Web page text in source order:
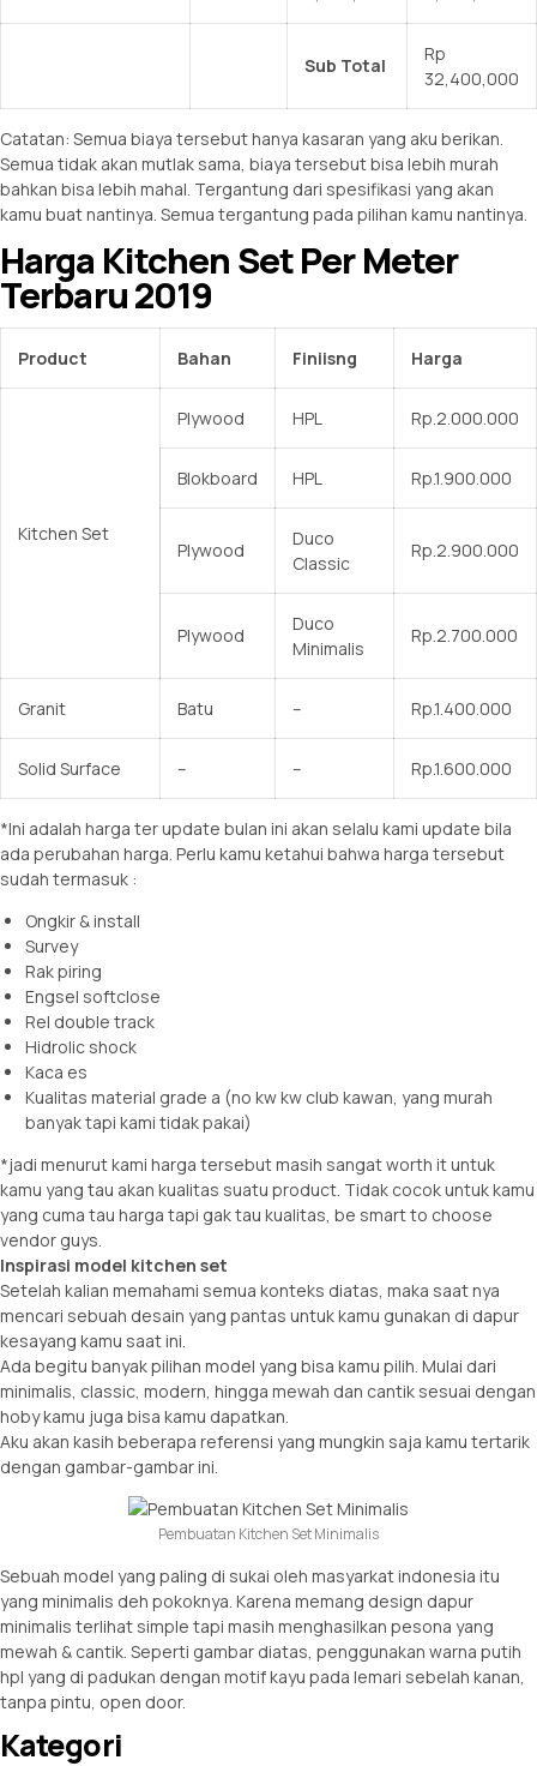
Sub Total
Rp
32,400,000
Catatan: Semua biaya tersebut hanya kasaran yang aku berikan.
Semua tidak akan mutlak sama, biaya tersebut bisa lebih murah
bahkan bisa lebih mahal. Tergantung dari spesifikasi yang akan
kamu buat nantinya. Semua tergantung pada pilihan kamu nantinya.
Harga Kitchen Set Per Meter
Terbaru 2019
Product Bahan Finiisng Harga
Kitchen Set
Plywood HPL Rp.2.000.000
Blokboard HPL Rp.1.900.000
Plywood
Duco
Classic
Rp.2.900.000
Plywood
Duco
Minimalis
Rp.2.700.000
Granit Batu – Rp.1.400.000
Solid Surface – – Rp.1.600.000
*Ini adalah harga ter update bulan ini akan selalu kami update bila
ada perubahan harga. Perlu kamu ketahui bahwa harga tersebut
sudah termasuk :
Ongkir & install
Survey
Rak piring
Engsel softclose
Rel double track
Hidrolic shock
Kaca es
Kualitas material grade a (no kw kw club kawan, yang murah
banyak tapi kami tidak pakai)
*jadi menurut kami harga tersebut masih sangat worth it untuk
kamu yang tau akan kualitas suatu product. Tidak cocok untuk kamu
yang cuma tau harga tapi gak tau kualitas, be smart to choose
vendor guys.
Inspirasi model kitchen set
Setelah kalian memahami semua konteks diatas, maka saat nya
mencari sebuah desain yang pantas untuk kamu gunakan di dapur
kesayang kamu saat ini.
Ada begitu banyak pilihan model yang bisa kamu pilih. Mulai dari
minimalis, classic, modern, hingga mewah dan cantik sesuai dengan
hoby kamu juga bisa kamu dapatkan.
Aku akan kasih beberapa referensi yang mungkin saja kamu tertarik
dengan gambar-gambar ini.
Pembuatan Kitchen Set Minimalis
Sebuah model yang paling di sukai oleh masyarkat indonesia itu
yang minimalis deh pokoknya. Karena memang design dapur
minimalis terlihat simple tapi masih menghasilkan pesona yang
mewah & cantik. Seperti gambar diatas, penggunakan warna putih
hpl yang di padukan dengan motif kayu pada lemari sebelah kanan,
tanpa pintu, open door.
Kategori